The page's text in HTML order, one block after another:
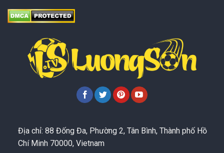
Địa chỉ: 88 Đống Đa, Phường 2, Tân Bình, Thành phố Hồ
Chí Minh 70000, Vietnam